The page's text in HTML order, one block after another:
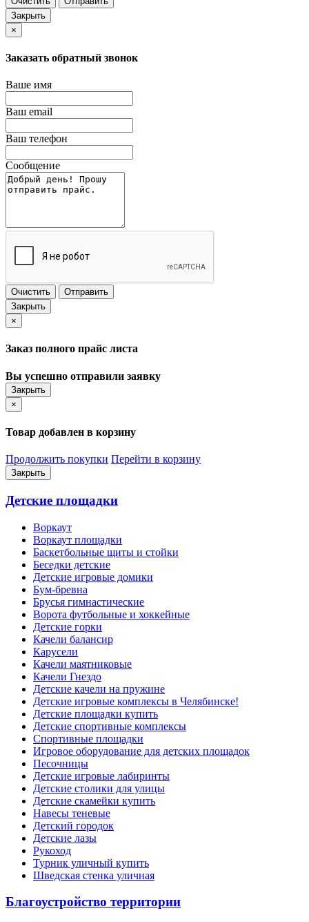
Закрыть
×
Заказать обратный звонок
Ваше имя
Ваш email
Ваш телефон
Сообщение
Очистить
Отправить
Закрыть
×
Заказ полного прайс листа
Вы успешно отправили заявку
Закрыть
×
Товар добавлен в корзину
Продолжить покупки Перейти в корзину
Закрыть
Детские площадки
Воркаут
Воркаут площадки
Баскетбольные щиты и стойки
Беседки детские
Детские игровые домики
Бум-бревна
Брусья гимнастические
Ворота футбольные и хоккейные
Детские горки
Качели балансир
Карусели
Качели маятниковые
Качели Гнездо
Детские качели на пружине
Детские игровые комплексы в Челябинске!
Детские площадки купить
Детские спортивные комплексы
Cпортивные площадки
Игровое оборудование для детских площадок
Песочницы
Детские игровые лабиринты
Детские столики для улицы
Детские скамейки купить
Навесы теневые
Детский городок
Детские лазы
Рукоход
Турник уличный купить
Шведская стенка уличная
Благоустройство территории